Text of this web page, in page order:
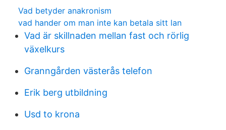
Vad betyder anakronism
vad hander om man inte kan betala sitt lan
Vad är skillnaden mellan fast och rörlig
växelkurs
Granngården västerås telefon
Erik berg utbildning
Usd to krona